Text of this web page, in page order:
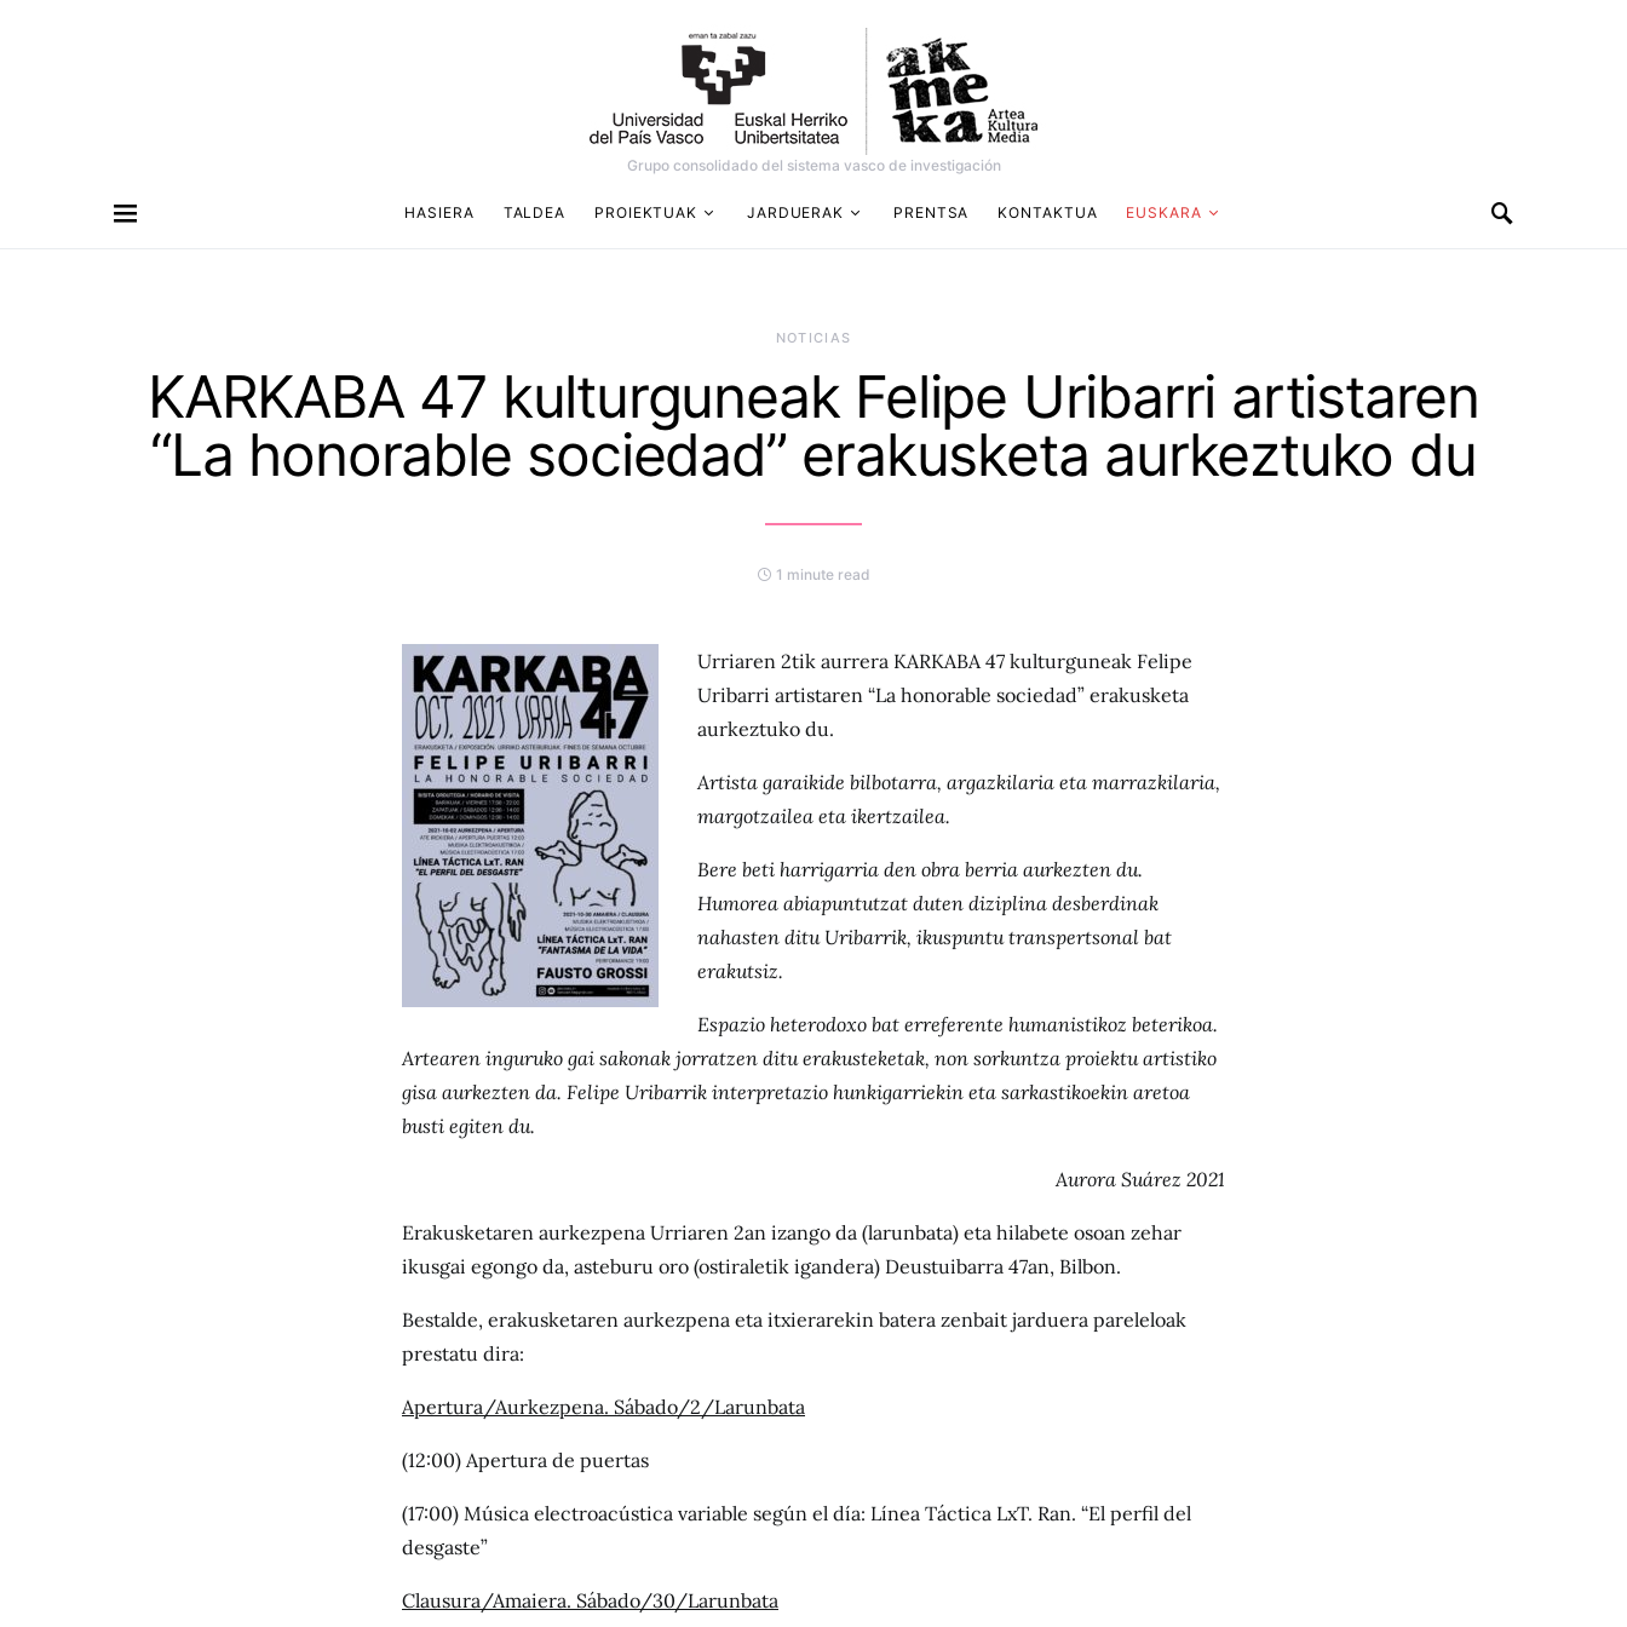
Grupo consolidado del sistema vasco de investigación
HASIERA TALDEA PROIEKTUAK JARDUERAK PRENTSA KONTAKTUA EUSKARA
NOTICIAS
KARKABA 47 kulturguneak Felipe Uribarri artistaren
“La honorable sociedad” erakusketa aurkeztuko du
1 minute read
Urriaren 2tik aurrera KARKABA 47 kulturguneak Felipe
Uribarri artistaren “La honorable sociedad” erakusketa
aurkeztuko du.
Artista garaikide bilbotarra, argazkilaria eta marrazkilaria,
margotzailea eta ikertzailea.
Bere beti harrigarria den obra berria aurkezten du.
Humorea abiapuntutzat duten diziplina desberdinak
nahasten ditu Uribarrik, ikuspuntu transpertsonal bat
erakutsiz.
Espazio heterodoxo bat erreferente humanistikoz beterikoa.
Artearen inguruko gai sakonak jorratzen ditu erakusteketak, non sorkuntza proiektu artistiko
gisa aurkezten da. Felipe Uribarrik interpretazio hunkigarriekin eta sarkastikoekin aretoa
busti egiten du.
Aurora Suárez 2021
Erakusketaren aurkezpena Urriaren 2an izango da (larunbata) eta hilabete osoan zehar
ikusgai egongo da, asteburu oro (ostiraletik igandera) Deustuibarra 47an, Bilbon.
Bestalde, erakusketaren aurkezpena eta itxierarekin batera zenbait jarduera pareleloak
prestatu dira:
Apertura/Aurkezpena. Sábado/2/Larunbata
(12:00) Apertura de puertas
(17:00) Música electroacústica variable según el día: Línea Táctica LxT. Ran. “El perfil del
desgaste”
Clausura/Amaiera. Sábado/30/Larunbata